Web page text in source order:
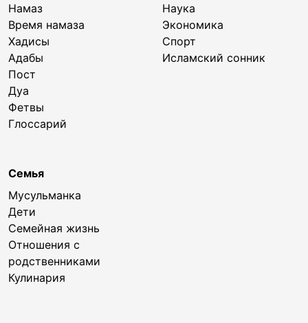
Намаз
Время намаза
Хадисы
Адабы
Пост
Дуа
Фетвы
Глоссарий
Наука
Экономика
Спорт
Исламский сонник
Семья
Мусульманка
Дети
Семейная жизнь
Отношения с
родственниками
Кулинария